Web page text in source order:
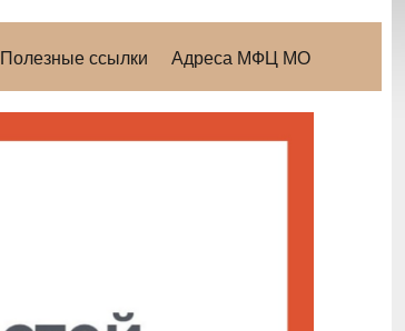
Полезные ссылки Адреса МФЦ МО